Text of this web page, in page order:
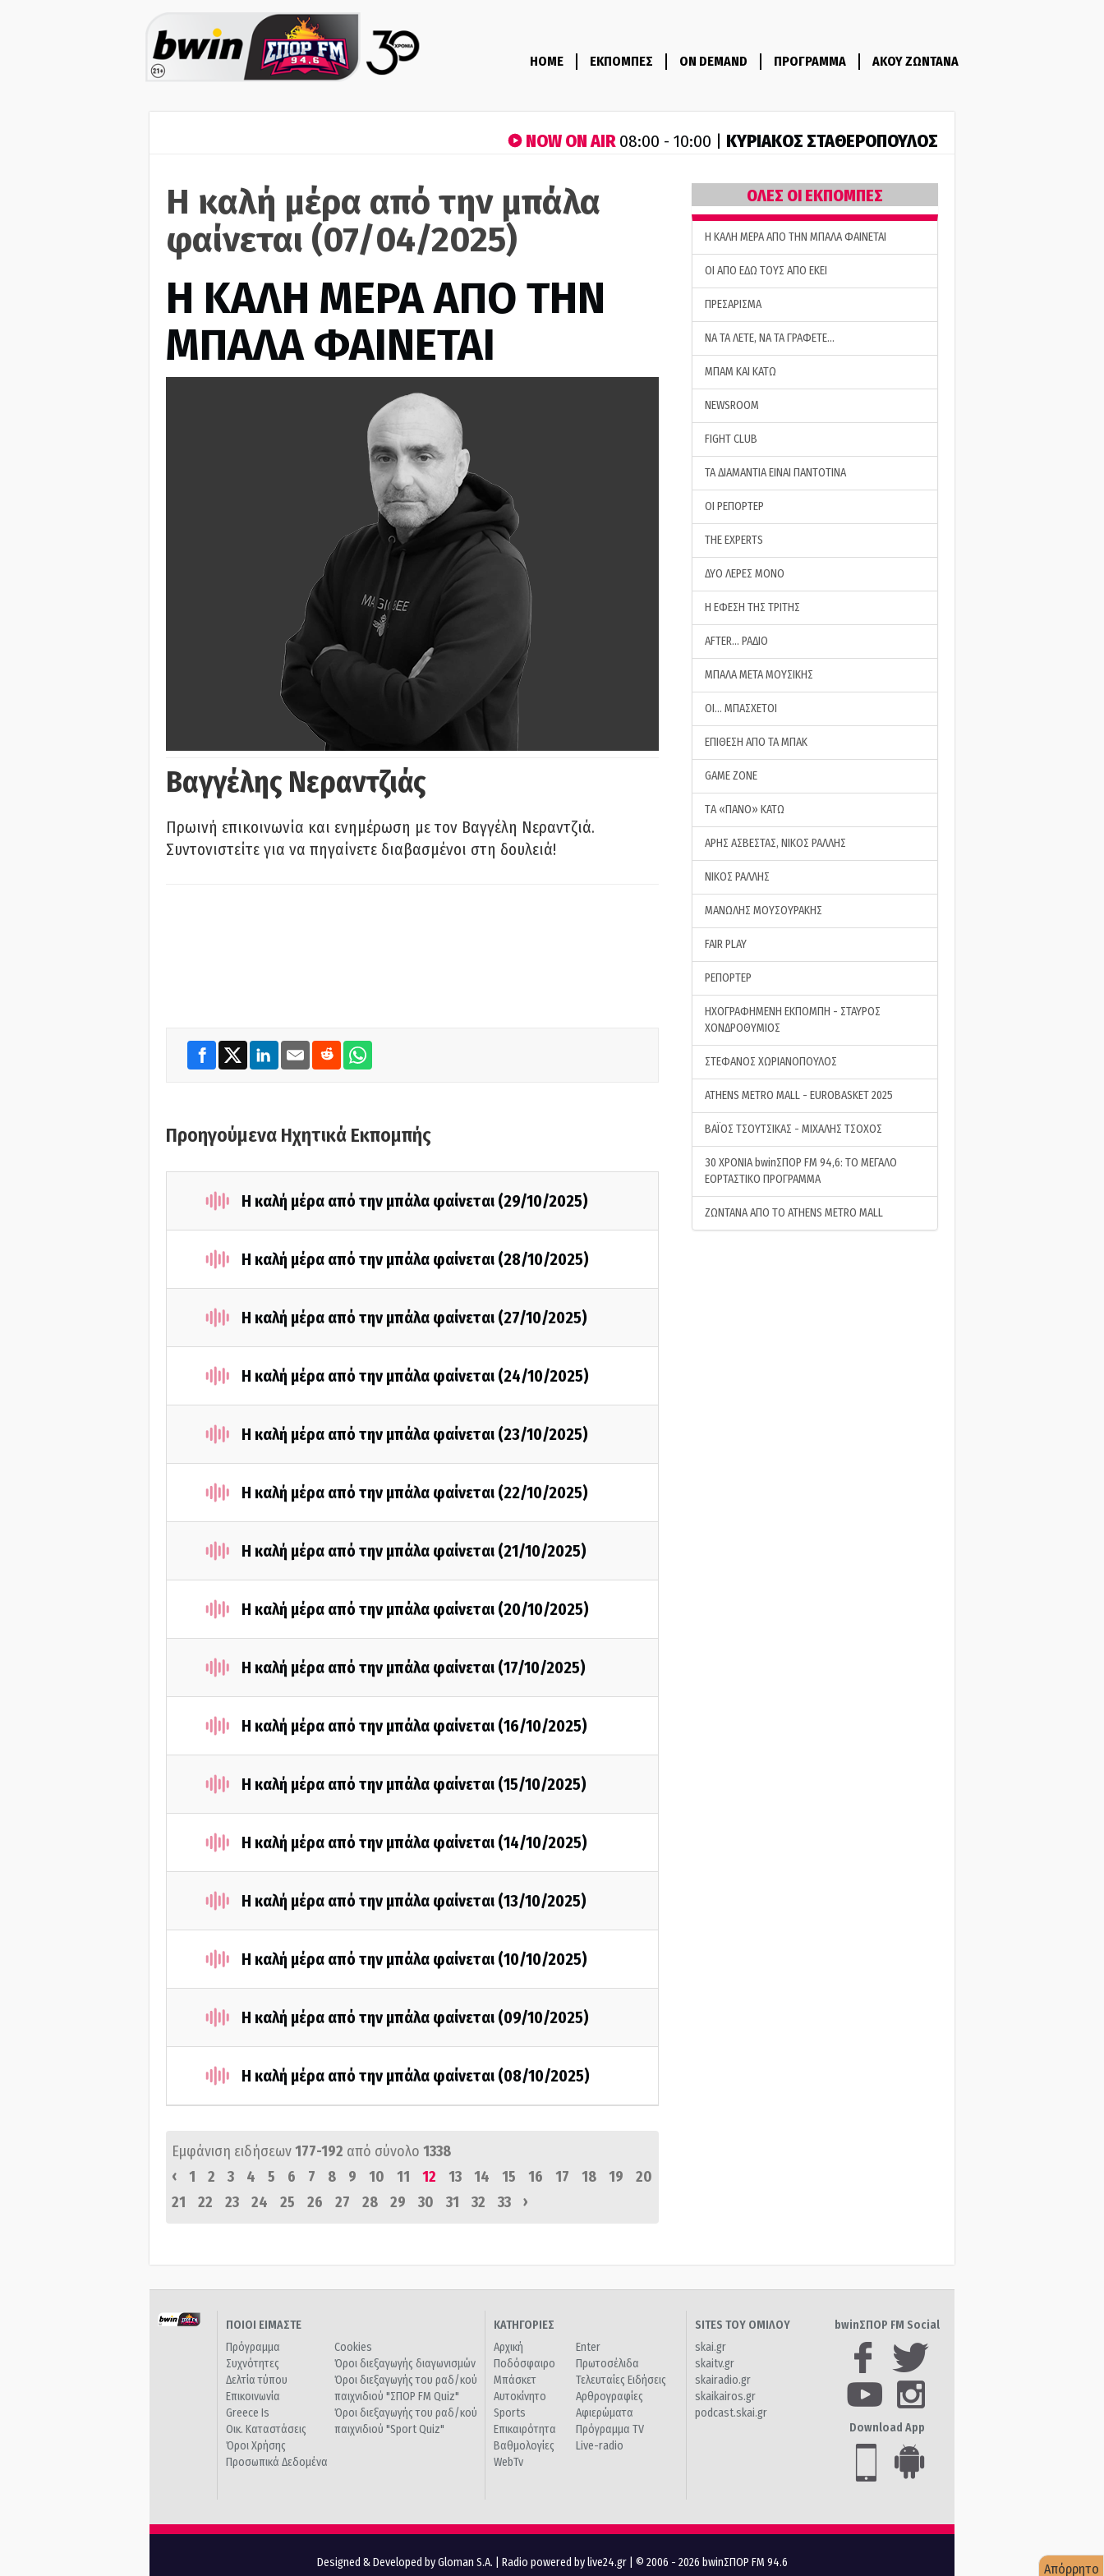
HOME ΕΚΠΟΜΠΕΣ ON DEMAND ΠΡΟΓΡΑΜΜΑ ΑΚΟΥ ΖΩΝΤΑΝΑ
NOW ON AIR08:00 - 10:00 | ΚΥΡΙΑΚΟΣ ΣΤΑΘΕΡΟΠΟΥΛΟΣ
Η καλή μέρα από την μπάλα
φαίνεται (07/04/2025)
H ΚΑΛΗ ΜΕΡΑ ΑΠΟ ΤΗΝ
ΜΠΑΛΑ ΦΑΙΝΕΤΑΙ
Βαγγέλης Νεραντζιάς
Πρωινή επικοινωνία και ενημέρωση με τον Βαγγέλη Νεραντζιά.
Συντονιστείτε για να πηγαίνετε διαβασμένοι στη δουλειά!
Προηγούμενα Ηχητικά Εκπομπής
Η καλή μέρα από την μπάλα φαίνεται (29/10/2025)
Η καλή μέρα από την μπάλα φαίνεται (28/10/2025)
Η καλή μέρα από την μπάλα φαίνεται (27/10/2025)
Η καλή μέρα από την μπάλα φαίνεται (24/10/2025)
Η καλή μέρα από την μπάλα φαίνεται (23/10/2025)
Η καλή μέρα από την μπάλα φαίνεται (22/10/2025)
Η καλή μέρα από την μπάλα φαίνεται (21/10/2025)
Η καλή μέρα από την μπάλα φαίνεται (20/10/2025)
Η καλή μέρα από την μπάλα φαίνεται (17/10/2025)
Η καλή μέρα από την μπάλα φαίνεται (16/10/2025)
Η καλή μέρα από την μπάλα φαίνεται (15/10/2025)
Η καλή μέρα από την μπάλα φαίνεται (14/10/2025)
Η καλή μέρα από την μπάλα φαίνεται (13/10/2025)
Η καλή μέρα από την μπάλα φαίνεται (10/10/2025)
Η καλή μέρα από την μπάλα φαίνεται (09/10/2025)
Η καλή μέρα από την μπάλα φαίνεται (08/10/2025)
Εμφάνιση ειδήσεων177-192 από σύνολο 1338
‹
1 2 3 4 5 6 7 8 9 10 11 12 13 14 15 16 17 18 19
20
21
22 23 24 25 26 27 28 29 30 31 32 33 ›
ΟΛΕΣ ΟΙ ΕΚΠΟΜΠΕΣ
H ΚΑΛΗ ΜΕΡΑ ΑΠΟ ΤΗΝ ΜΠΑΛΑ ΦΑΙΝΕΤΑΙ
ΟΙ ΑΠΟ ΕΔΩ ΤΟΥΣ ΑΠΟ ΕΚΕΙ
ΠΡΕΣΑΡΙΣΜΑ
ΝΑ ΤΑ ΛΕΤΕ, ΝΑ ΤΑ ΓΡΑΦΕΤΕ…
ΜΠΑΜ ΚΑΙ ΚΑΤΩ
NEWSROOM
FIGHT CLUB
ΤΑ ΔΙΑΜΑΝΤΙΑ ΕΙΝΑΙ ΠΑΝΤΟΤΙΝΑ
ΟΙ ΡΕΠΟΡΤΕΡ
THE EXPERTS
ΔΥΟ ΛΕΡΕΣ ΜΟΝΟ
Η ΕΦΕΣΗ ΤΗΣ ΤΡΙΤΗΣ
AFTER… ΡΑΔΙΟ
ΜΠΑΛΑ ΜΕΤΑ ΜΟΥΣΙΚΗΣ
ΟΙ… ΜΠΑΣΧΕΤΟΙ
ΕΠΙΘΕΣΗ ΑΠΟ ΤΑ ΜΠΑΚ
GAME ZONE
ΤA «ΠΑΝΟ» ΚΑΤΩ
ΑΡΗΣ ΑΣΒΕΣΤΑΣ, ΝΙΚΟΣ ΡΑΛΛΗΣ
ΝΙΚΟΣ ΡΑΛΛΗΣ
ΜΑΝΩΛΗΣ ΜΟΥΣΟΥΡΑΚΗΣ
FAIR PLAY
ΡΕΠΟΡΤΕΡ
ΗΧΟΓΡΑΦΗΜΕΝΗ ΕΚΠΟΜΠΗ - ΣΤΑΥΡΟΣ
ΧΟΝΔΡΟΘΥΜΙΟΣ
ΣΤΕΦΑΝΟΣ ΧΩΡΙΑΝΟΠΟΥΛΟΣ
ATHENS METRO MALL - EUROBASKET 2025
ΒΑΪΟΣ ΤΣΟΥΤΣΙΚΑΣ - ΜΙΧΑΛΗΣ ΤΣΟΧΟΣ
30 ΧΡΟΝΙΑ bwinΣΠΟΡ FM 94,6: ΤΟ ΜΕΓΑΛΟ
ΕΟΡΤΑΣΤΙΚΟ ΠΡΟΓΡΑΜΜΑ
ΖΩΝΤΑΝΑ ΑΠΟ ΤΟ ATHENS METRO MALL
ΠΟΙΟΙ ΕΙΜΑΣΤΕ
Πρόγραμμα
Συχνότητες
Δελτία τύπου
Επικοινωνία
Greece Is
Οικ. Καταστάσεις
Όροι Χρήσης
Προσωπικά Δεδομένα
Cookies
Όροι διεξαγωγής διαγωνισμών
Όροι διεξαγωγής του ραδ/κού
παιχνιδιού "ΣΠΟΡ FM Quiz"
Όροι διεξαγωγής του ραδ/κού
παιχνιδιού "Sport Quiz"
ΚΑΤΗΓΟΡΙΕΣ
Αρχική
Ποδόσφαιρο
Μπάσκετ
Αυτοκίνητο
Sports
Επικαιρότητα
Βαθμολογίες
WebTv
Enter
Πρωτοσέλιδα
Τελευταίες Ειδήσεις
Αρθρογραφίες
Αφιερώματα
Πρόγραμμα TV
Live-radio
SITES ΤΟΥ ΟΜΙΛΟΥ
skai.gr
skaitv.gr
skairadio.gr
skaikairos.gr
podcast.skai.gr
bwinΣΠΟΡ FM Social
Download App
Designed & Developed by Gloman S.A. Radio powered by live24.gr | © 2006 - 2026 bwinΣΠΟΡ FM 94.6 Απόρρητο